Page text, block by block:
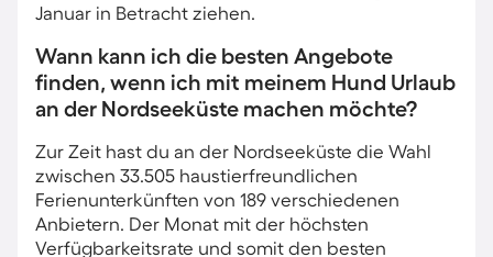
Januar in Betracht ziehen.
Wann kann ich die besten Angebote
finden, wenn ich mit meinem Hund Urlaub
an der Nordseeküste machen möchte?
Zur Zeit hast du an der Nordseeküste die Wahl
zwischen 33.505 haustierfreundlichen
Ferienunterkünften von 189 verschiedenen
Anbietern. Der Monat mit der höchsten
Verfügbarkeitsrate und somit den besten